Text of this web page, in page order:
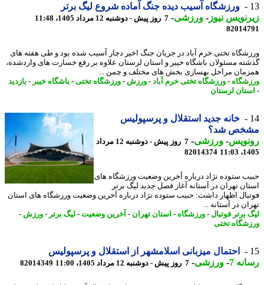
ورزشگاه آسیب دیده جنگ آماده شروع لیگ برتر
نیوز-ورزشی-7 روز پیش - دوشنبه 12 مرداد 1405، 11:48
تختی خرم آباد در جریان جنگ اخیر دچار آسیب شده بود و طی هفته های
مسئولان باشگاه خیبر و استان لرستان علاوه بر رفع خسارت های واردشده،
مراحل بهسازی بخش های مختلف و چمن ...
-ورزشگاه تختی خرم آباد- ورزش -ورزشگاه تختی-باشگاه خیبر -بازدید
لرستان
خانه جدید استقلال و پرسپولیس
شد؟
-ورزشی-
7 روز پیش - دوشنبه 12 مرداد
82014374
ستوده نژاد درباره آخرین وضعیت ورزشگاه های
تهران در آستانه آغاز فصل جدید لیگ برتر
اظهار داشت: حبیب ستوده نژاد درباره آخرین وضعیت ورزشگاه های استان
در آستانه ...
برتر فوتبال-ورزشگاه-استان تهران- آخرین وضعیت-لیگ برتر - ورزش -
تختی
احتمال میزبانی اسلامشهر از استقلال و پرسپولیس
7
-ورزشی-7 روز پیش - دوشنبه 12 مرداد 1405، 11:00 82014349